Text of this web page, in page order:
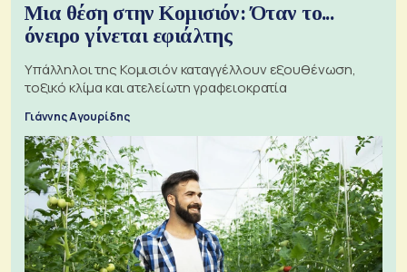
Μια θέση στην Κομισιόν: Όταν το...
όνειρο γίνεται εφιάλτης
Υπάλληλοι της Κομισιόν καταγγέλλουν εξουθένωση,
τοξικό κλίμα και ατελείωτη γραφειοκρατία
Γιάννης Αγουρίδης